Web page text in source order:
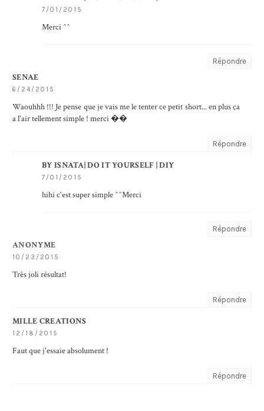
7/01/2015
Merci ^^
Répondre
SENAE
6/24/2015
Waouhhh !!! Je pense que je vais me le tenter ce petit short... en plus ça
a l'air tellement simple ! merci ��
Répondre
BY ISNATA| DO IT YOURSELF | DIY
7/01/2015
hihi c'est super simple ^^Merci
Répondre
ANONYME
10/23/2015
Très joli résultat!
Répondre
MILLE CREATIONS
12/18/2015
Faut que j'essaie absolument !
Répondre